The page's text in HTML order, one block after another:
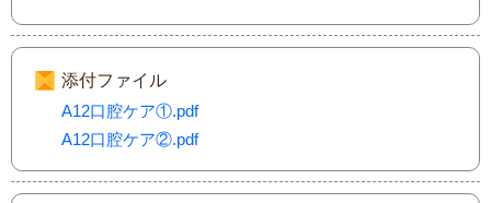
添付ファイル
A12口腔ケア①.pdf
A12口腔ケア②.pdf